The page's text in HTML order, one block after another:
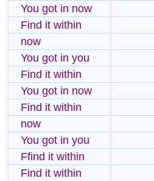
You got in now
Find it within
now
You got in you
Find it within
You got in now
Find it within
now
You got in you
Ffind it within
Find it within